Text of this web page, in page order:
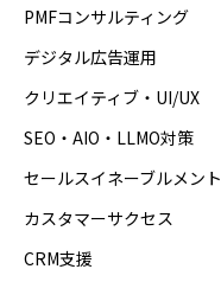
PMFコンサルティング
デジタル広告運用
クリエイティブ・UI/UX
SEO・AIO・LLMO対策
セールスイネーブルメント
カスタマーサクセス
CRM支援